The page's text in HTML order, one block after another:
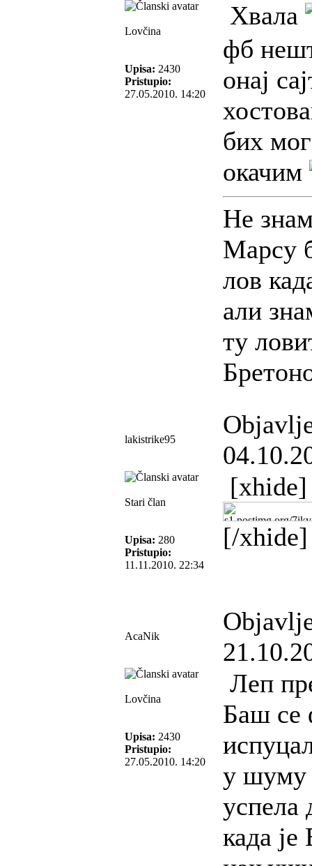
Lovčina
Upisa: 2430
Pristupio:
27.05.2010. 14:20
Хвала
фб
онај
бих
окачим
Не
Марсу
лов
али
ту
lakistrike95
Stari član
Upisa: 280
Pristupio:
11.11.2010. 22:34
[xhide]
[/xhide]
AcaNik
Lovčina
Upisa: 2430
Pristupio:
27.05.2010. 14:20
Леп
Баш се
у шуму
успела
када је